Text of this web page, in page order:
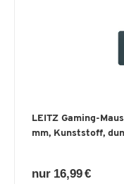
LEITZ Gaming-
mm, Kunststoff,
nur 16,99 €